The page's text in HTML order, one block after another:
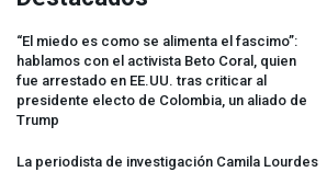
“El miedo es como se alimenta el fascimo”:
hablamos con el activista Beto Coral, quien
fue arrestado en EE.UU. tras criticar al
presidente electo de Colombia, un aliado de
Trump
La periodista de investigación Camila Lourdes